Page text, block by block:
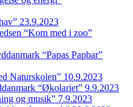
23.9.2023
“Kom med i zoo”
“Papas Papbar”
Naturskolen” 10.9.2023
“Økolariet” 9.9.2023
og musik” 7.9.2023